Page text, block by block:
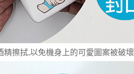
精擦拭,以免機身上的可愛圖案被破壞